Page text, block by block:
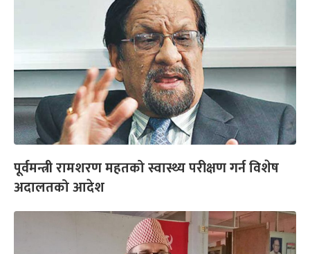
पूर्वमन्त्री रामशरण महतको स्वास्थ्य परीक्षण गर्न विशेष
अदालतको आदेश